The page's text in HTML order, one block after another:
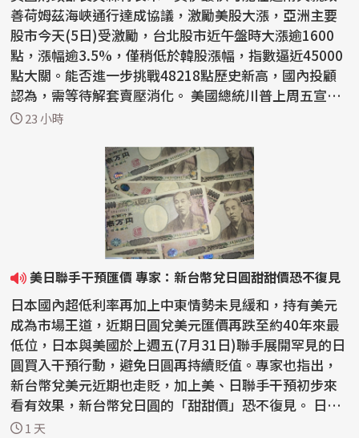
善荷姆茲海峽通行達成協議，激勵美股大漲，亞洲主要
股市今天(5日)受激勵，台北股市近午盤時大漲逾1600
點，漲幅逾3.5%，僅稍低於韓股漲幅，指數逼近45000
點大關。能否進一步挑戰48218點歷史新高，國內投顧
認為，需等待解套賣壓消化。 美國總統川普上周五宣稱
要恢復攻...
23 小時
美日聯手干預匯價 專家：新台幣兌日圓甜甜價恐不復見
日本國內超低利率再加上中東情勢未見緩和，持有美元
成為市場王道，近期日圓兌美元匯價再跌至約40年來最
低位，日本與美國於上週五(7月31日)聯手展開罕見的日
圓買入干預行動，避免日圓再持續貶值。專家也指出，
新台幣兌美元近期也走貶，加上美、日聯手干預初步來
看有效果，新台幣兌日圓的「甜甜價」恐不復見。 日本
和美...
1 天